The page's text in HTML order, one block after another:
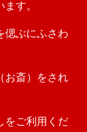
す。
偲ぶにふさわ
お斎）をされ
をご利用くだ